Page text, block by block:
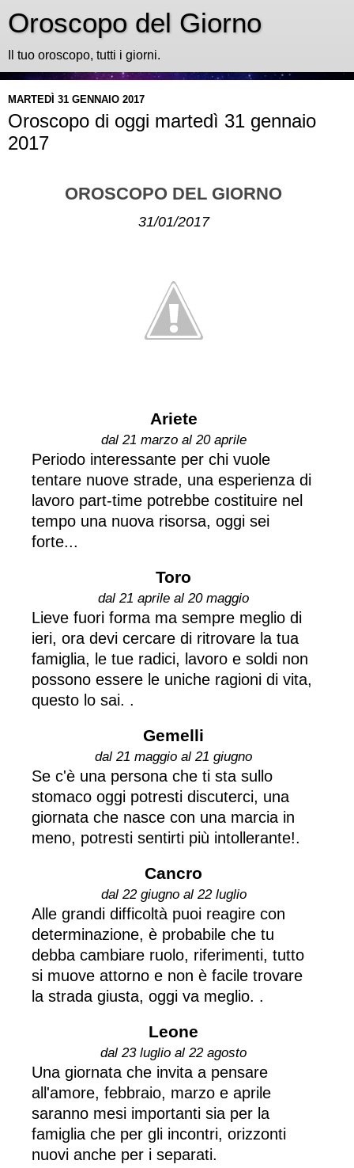
Oroscopo del Giorno
Il tuo oroscopo, tutti i giorni.
MARTEDÌ 31 GENNAIO 2017
Oroscopo di oggi martedì 31 gennaio
2017
OROSCOPO DEL GIORNO
31/01/2017
Ariete
dal 21 marzo al 20 aprile
Periodo interessante per chi vuole
tentare nuove strade, una esperienza di
lavoro part-time potrebbe costituire nel
tempo una nuova risorsa, oggi sei
forte...
Toro
dal 21 aprile al 20 maggio
Lieve fuori forma ma sempre meglio di
ieri, ora devi cercare di ritrovare la tua
famiglia, le tue radici, lavoro e soldi non
possono essere le uniche ragioni di vita,
questo lo sai. .
Gemelli
dal 21 maggio al 21 giugno
Se c'è una persona che ti sta sullo
stomaco oggi potresti discuterci, una
giornata che nasce con una marcia in
meno, potresti sentirti più intollerante!.
Cancro
dal 22 giugno al 22 luglio
Alle grandi difficoltà puoi reagire con
determinazione, è probabile che tu
debba cambiare ruolo, riferimenti, tutto
si muove attorno e non è facile trovare
la strada giusta, oggi va meglio. .
Leone
dal 23 luglio al 22 agosto
Una giornata che invita a pensare
all'amore, febbraio, marzo e aprile
saranno mesi importanti sia per la
famiglia che per gli incontri, orizzonti
nuovi anche per i separati.